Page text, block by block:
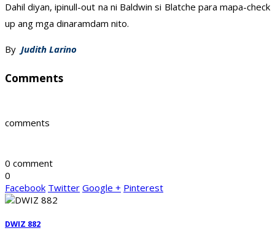
Dahil diyan, ipinull-out na ni Baldwin si Blatche para mapa-check
up ang mga dinaramdam nito.
By Judith Larino
Comments
comments
0 comment
0
Facebook Twitter Google + Pinterest
DWIZ 882